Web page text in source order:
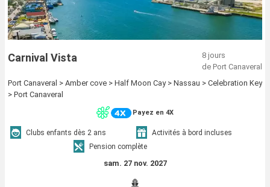
Carnival Vista
8 jours
de Port Canaveral
Port Canaveral > Amber cove > Half Moon Cay > Nassau > Celebration Key
> Port Canaveral
Payez en 4X
Clubs enfants dès 2 ans
Activités à bord incluses
Pension complète
sam. 27 nov. 2027